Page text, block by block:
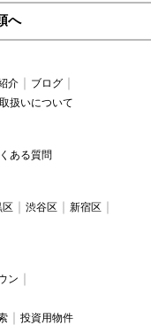
へ
介
ブログ
扱いについて
ある質問
区 渋谷区
新宿区
ン
投資用物件